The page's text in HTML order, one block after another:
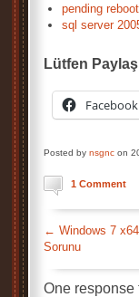
pending
sql server
Lütfen
Facebook
Posted by nsgnc on
1 Comment
← Windows 7
Sorunu
One response